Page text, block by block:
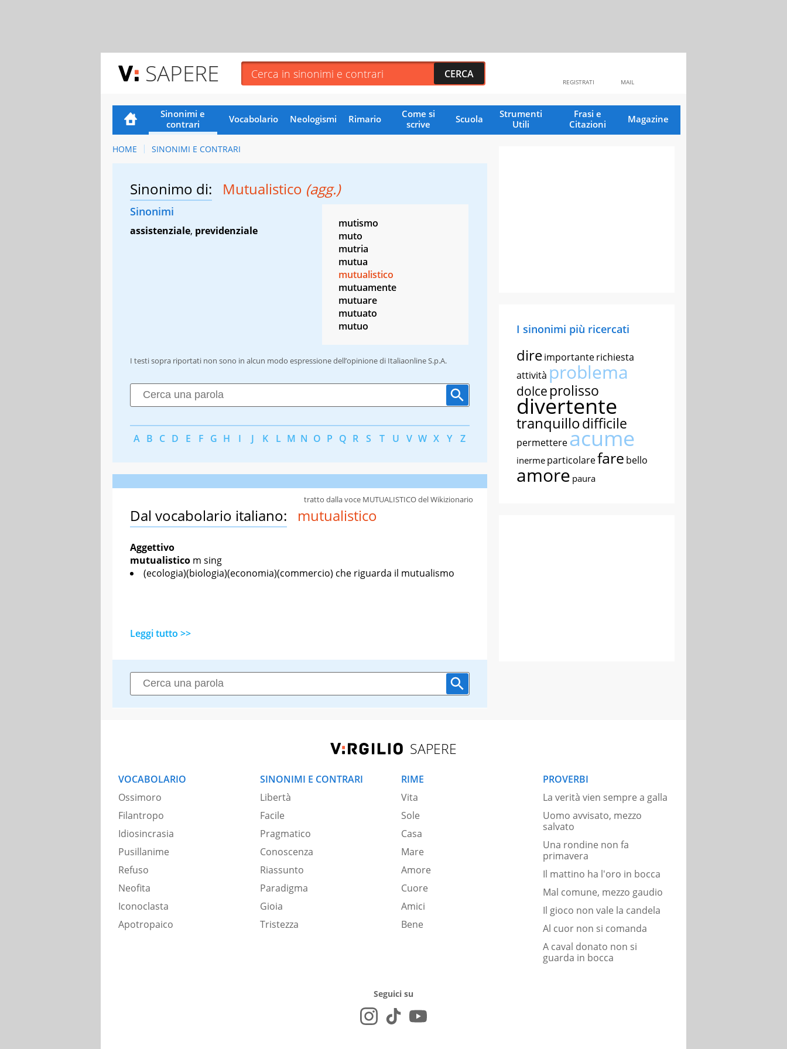
SAPERE MAIL
REGISTRATI
Sinonimi e
contrari
Vocabolario Neologismi Rimario
Come si
scrive
Scuola
Strumenti
Utili
Frasi e
Citazioni
Magazine
HOME SINONIMI E CONTRARI
Sinonimo di: Mutualistico (agg.)
Sinonimi
assistenziale, previdenziale
mutismo
muto
mutria
mutua
mutualistico
mutuamente
mutuare
mutuato
mutuo
I testi sopra riportati non sono in alcun modo espressione dell’opinione di Italiaonline S.p.A.
A B C D E F G H I J K L M N O P Q R S T U V W X Y Z
Dal vocabolario italiano: mutualistico
Aggettivo
mutualistico m sing
(ecologia)(biologia)(economia)(commercio) che riguarda il mutualismo
Leggi tutto >>
tratto dalla voce MUTUALISTICO del Wikizionario
I sinonimi più ricercati
direimportanterichiesta
attività problema
dolce prolisso
divertente
tranquillodifficile
permettereacume
inerme particolarefare bello
amore paura
SAPERE
VOCABOLARIO
Ossimoro
Filantropo
Idiosincrasia
Pusillanime
Refuso
Neofita
Iconoclasta
Apotropaico
SINONIMI E CONTRARI
Libertà
Facile
Pragmatico
Conoscenza
Riassunto
Paradigma
Gioia
Tristezza
RIME
Vita
Sole
Casa
Mare
Amore
Cuore
Amici
Bene
PROVERBI
La verità vien sempre a galla
Uomo avvisato, mezzo
salvato
Una rondine non fa
primavera
Il mattino ha l'oro in bocca
Mal comune, mezzo gaudio
Il gioco non vale la candela
Al cuor non si comanda
A caval donato non si
guarda in bocca
Seguici su